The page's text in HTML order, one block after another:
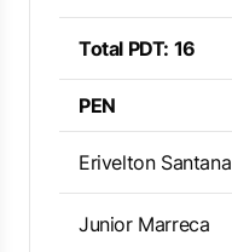
Total PDT: 16
PEN
Erivelton Santana
Junior Marreca